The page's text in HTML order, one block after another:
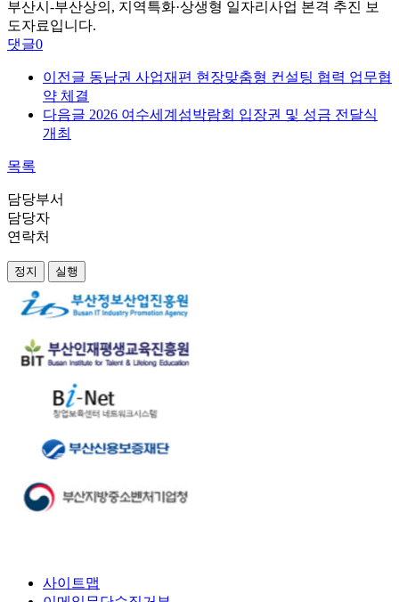
부산시-부산상의, 지역특화·상생형 일자리사업 본격 추진 보
도자료입니다.
댓글0
이전글 동남권 사업재편 현장맞춤형 컨설팅 협력 업무협
약 체결
다음글 2026 여수세계섬박람회 입장권 및 성금 전달식
개최
목록
담당부서
담당자
연락처
정지 실행
사이트맵